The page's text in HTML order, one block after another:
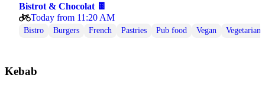
Bistrot & Chocolat 🍫
Today from 11:20 AM
Bistro Burgers French Pastries Pub food Vegan Vegetarian
Kebab